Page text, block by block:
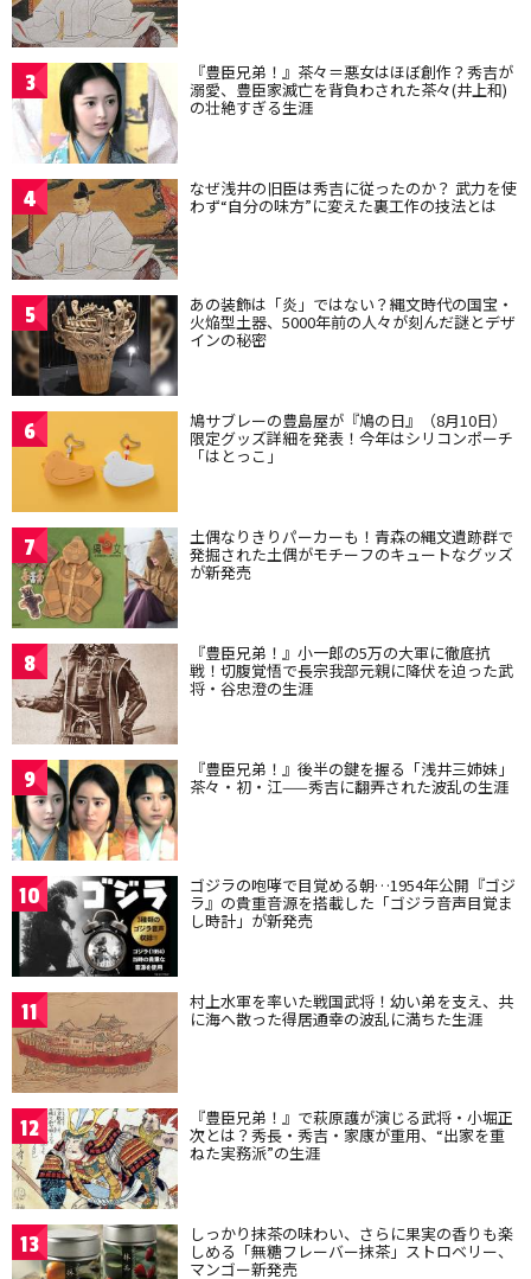
3 『豊臣兄弟！』茶々＝悪女はほぼ創作？秀吉が
溺愛、豊臣家滅亡を背負わされた茶々(井上和)
の壮絶すぎる生涯
4 なぜ浅井の旧臣は秀吉に従ったのか？ 武力を使
わず“自分の味方”に変えた裏工作の技法とは
5 あの装飾は「炎」ではない？縄文時代の国宝・
火焔型土器、5000年前の人々が刻んだ謎とデザ
インの秘密
6 鳩サブレーの豊島屋が『鳩の日』（8月10日）
限定グッズ詳細を発表！今年はシリコンポーチ
「はとっこ」
7 土偶なりきりパーカーも！青森の縄文遺跡群で
発掘された土偶がモチーフのキュートなグッズ
が新発売
8 『豊臣兄弟！』小一郎の5万の大軍に徹底抗
戦！切腹覚悟で長宗我部元親に降伏を迫った武
将・谷忠澄の生涯
9 『豊臣兄弟！』後半の鍵を握る「浅井三姉妹」
茶々・初・江——秀吉に翻弄された波乱の生涯
10 ゴジラの咆哮で目覚める朝…1954年公開『ゴジ
ラ』の貴重音源を搭載した「ゴジラ音声目覚ま
し時計」が新発売
11 村上水軍を率いた戦国武将！幼い弟を支え、共
に海へ散った得居通幸の波乱に満ちた生涯
12 『豊臣兄弟！』で萩原護が演じる武将・小堀正
次とは？秀長・秀吉・家康が重用、“出家を重
ねた実務派”の生涯
13 しっかり抹茶の味わい、さらに果実の香りも楽
しめる「無糖フレーバー抹茶」ストロベリー、
マンゴー新発売